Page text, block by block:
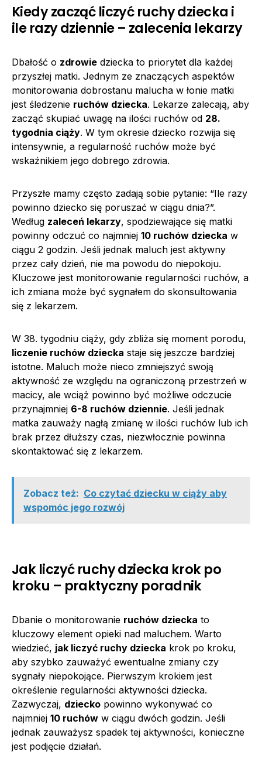
Kiedy zacząć liczyć ruchy dziecka i
ile razy dziennie – zalecenia lekarzy
Dbałość o zdrowie dziecka to priorytet dla każdej
przyszłej matki. Jednym ze znaczących aspektów
monitorowania dobrostanu malucha w łonie matki
jest śledzenie ruchów dziecka. Lekarze zalecają, aby
zacząć skupiać uwagę na ilości ruchów od 28.
tygodnia ciąży. W tym okresie dziecko rozwija się
intensywnie, a regularność ruchów może być
wskaźnikiem jego dobrego zdrowia.
Przyszłe mamy często zadają sobie pytanie: “Ile razy
powinno dziecko się poruszać w ciągu dnia?”.
Według zaleceń lekarzy, spodziewające się matki
powinny odczuć co najmniej 10 ruchów dziecka w
ciągu 2 godzin. Jeśli jednak maluch jest aktywny
przez cały dzień, nie ma powodu do niepokoju.
Kluczowe jest monitorowanie regularności ruchów, a
ich zmiana może być sygnałem do skonsultowania
się z lekarzem.
W 38. tygodniu ciąży, gdy zbliża się moment porodu,
liczenie ruchów dziecka staje się jeszcze bardziej
istotne. Maluch może nieco zmniejszyć swoją
aktywność ze względu na ograniczoną przestrzeń w
macicy, ale wciąż powinno być możliwe odczucie
przynajmniej 6-8 ruchów dziennie. Jeśli jednak
matka zauważy nagłą zmianę w ilości ruchów lub ich
brak przez dłuższy czas, niezwłocznie powinna
skontaktować się z lekarzem.
Zobacz też: Co czytać dziecku w ciąży aby
wspomóc jego rozwój
Jak liczyć ruchy dziecka krok po
kroku – praktyczny poradnik
Dbanie o monitorowanie ruchów dziecka to
kluczowy element opieki nad maluchem. Warto
wiedzieć, jak liczyć ruchy dziecka krok po kroku,
aby szybko zauważyć ewentualne zmiany czy
sygnały niepokojące. Pierwszym krokiem jest
określenie regularności aktywności dziecka.
Zazwyczaj, dziecko powinno wykonywać co
najmniej 10 ruchów w ciągu dwóch godzin. Jeśli
jednak zauważysz spadek tej aktywności, konieczne
jest podjęcie działań.